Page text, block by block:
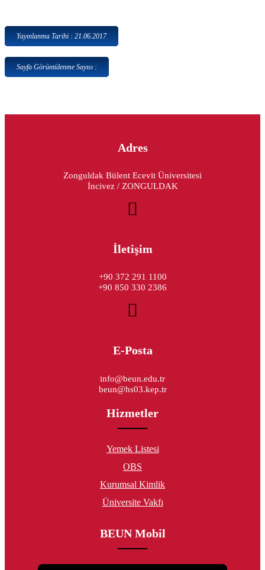
Yayınlanma Tarihi : 21.06.2017
Sayfa Görüntülenme Sayısı :
Adres
Zonguldak Bülent Ecevit Üniversitesi
İncivez / ZONGULDAK
İletişim
+90 372 291 1100
+90 850 330 2386
E-Posta
info@beun.edu.tr
beun@hs03.kep.tr
Hizmetler
Yemek Listesi
OBS
Kurumsal Kimlik
Üniversite Vakfı
BEUN Mobil